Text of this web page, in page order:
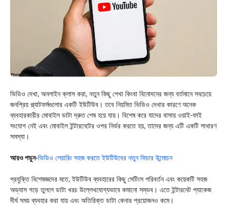
ভিডিও দেখা, অনলাইন ক্লাস করা, নতুন কিছু শেখা কিংবা বিনোদনের জন্য বর্তমানে সবচেয়ে
জনপ্রিয় প্ল্যাটফর্মগুলোর একটি ইউটিউব। তবে নিয়মিত ভিডিও দেখার কারণে অনেক
ব্যবহারকারীর মোবাইল ডাটা দ্রুত শেষ হয়ে যায়। বিশেষ করে যাদের বাসায় ওয়াই-ফাই
সংযোগ নেই এবং মোবাইল ইন্টারনেটের ওপর নির্ভর করতে হয়, তাদের জন্য এটি একটি সাধারণ
সমস্যা।
আরও পড়ুন-ভিডিও শেয়ারিং সহজ করতে ইউটিউবের নতুন ফিচার উন্মোচন
প্রযুক্তি বিশেষজ্ঞদের মতে, ইউটিউব ব্যবহারের কিছু সেটিংস পরিবর্তন এবং কয়েকটি সহজ
অভ্যাস গড়ে তুললে ডাটা খরচ উল্লেখযোগ্যভাবে কমানো সম্ভব। এতে ইন্টারনেট প্যাকেজ
দীর্ঘ সময় ব্যবহার করা যায় এবং অতিরিক্ত ডাটা কেনার প্রয়োজনও কমে।